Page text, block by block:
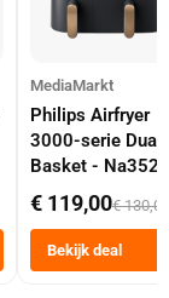
MediaMarkt
Philips Airfryer
3000-serie Dual
Basket -
Dubbele Mand 9
Tot 6 Personen
Heteluchtfriteuse
Zwart
€ 119,00€ 130,00
Bekijk deal